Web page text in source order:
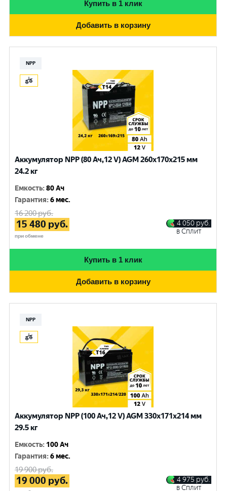
Купить в 1 клик
Добавить в корзину
NPP
Аккумулятор NPP (80 Ач,12 V) AGM 260x170x215 мм
24.2 кг
Емкость:80 Ач
Гарантия:6 мес.
16 200руб.
15 480 руб.
при обмене
4 050 руб.
в Сплит
Купить в 1 клик
Добавить в корзину
NPP
Аккумулятор NPP (100 Ач,12 V) AGM 330x171x214 мм
29.5 кг
Емкость: 100 Ач
Гарантия:6 мес.
19 900руб.
19 000 руб. 4 975 руб.
в Сплит